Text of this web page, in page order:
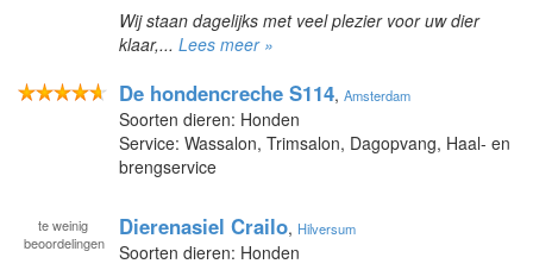
Wij staan dagelijks met veel plezier voor uw dier
klaar,... Lees meer »
De hondencreche S114, Amsterdam
Soorten dieren: Honden
Service: Wassalon, Trimsalon, Dagopvang, Haal- en
brengservice
te weinig
beoordelingen
Dierenasiel Crailo, Hilversum
Soorten dieren: Honden